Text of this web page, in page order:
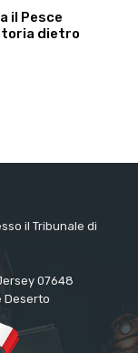
il Pesce
dietro
il Tribunale di
07648
Deserto